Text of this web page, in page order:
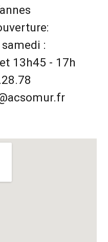
:
et 13h45 - 17h